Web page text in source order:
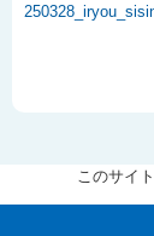
このサイ